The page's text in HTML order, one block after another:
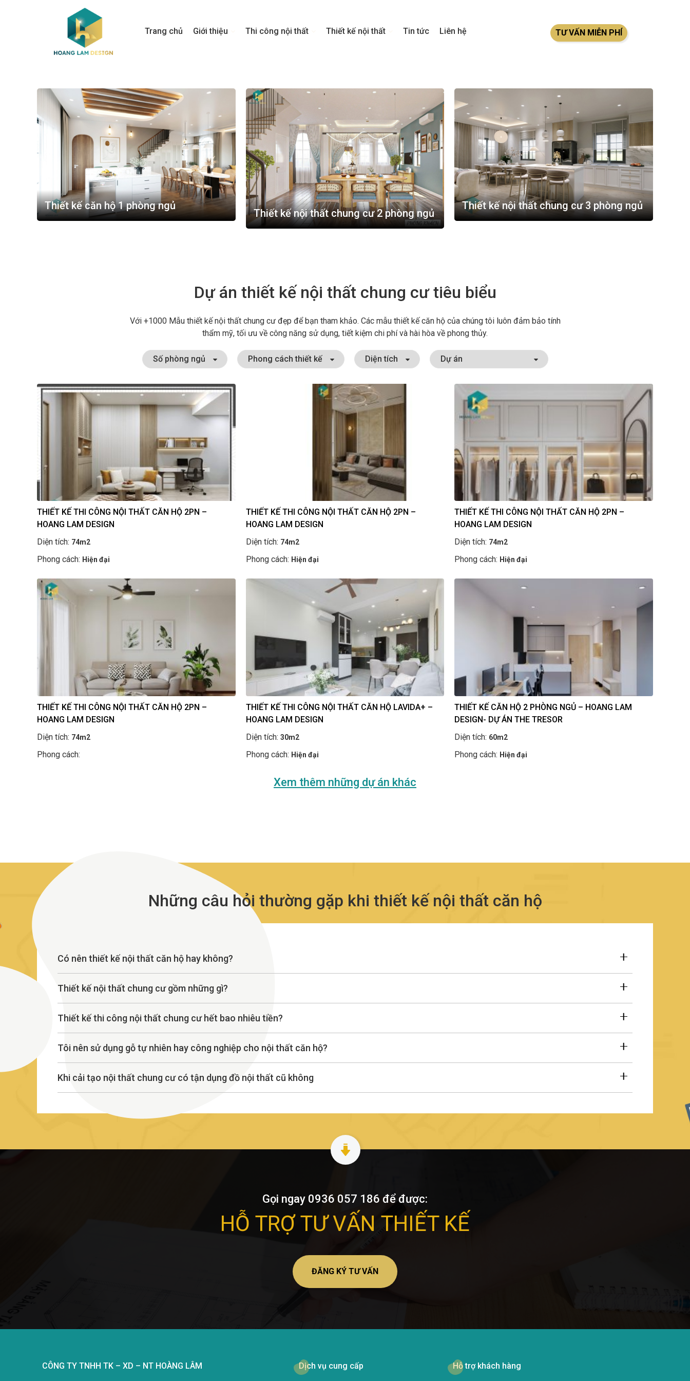
Trang chủ Giới thiệu Thi công nội thất Thiết kế nội thất Tin tức Liên hệ TƯ VẤN MIỄN PHÍ
Thiết kế căn hộ 1 phòng ngủ
Thiết kế nội thất chung cư 2 phòng ngủ
Thiết kế nội thất chung cư 3 phòng ngủ
Dự án thiết kế nội thất chung cư tiêu biểu
Với +1000 Mẫu thiết kế nội thất chung cư đẹp để bạn tham khảo. Các mẫu thiết kế căn hộ của chúng tôi luôn đảm bảo tính
thẩm mỹ, tối ưu về công năng sử dụng, tiết kiệm chi phí và hài hòa về phong thủy.
THIẾT KẾ THI CÔNG NỘI THẤT CĂN HỘ 2PN –
HOANG LAM DESIGN
Diện tích: 74m2
Phong cách: Hiện đại
THIẾT KẾ THI CÔNG NỘI THẤT CĂN HỘ 2PN –
HOANG LAM DESIGN
Diện tích: 74m2
Phong cách: Hiện đại
THIẾT KẾ THI CÔNG NỘI THẤT CĂN HỘ 2PN –
HOANG LAM DESIGN
Diện tích: 74m2
Phong cách: Hiện đại
THIẾT KẾ THI CÔNG NỘI THẤT CĂN HỘ 2PN –
HOANG LAM DESIGN
Diện tích: 74m2
Phong cách:
THIẾT KẾ THI CÔNG NỘI THẤT CĂN HỘ LAVIDA+ –
HOANG LAM DESIGN
Diện tích: 30m2
Phong cách: Hiện đại
THIẾT KẾ CĂN HỘ 2 PHÒNG NGỦ – HOANG LAM
DESIGN- DỰ ÁN THE TRESOR
Diện tích: 60m2
Phong cách: Hiện đại
Xem thêm những dự án khác
Những câu hỏi thường gặp khi thiết kế nội thất căn hộ
Có nên thiết kế nội thất căn hộ hay không?
Thiết kế nội thất chung cư gồm những gì?
Thiết kế thi công nội thất chung cư hết bao nhiêu tiền?
Tôi nên sử dụng gỗ tự nhiên hay công nghiệp cho nội thất căn hộ?
Khi cải tạo nội thất chung cư có tận dụng đồ nội thất cũ không
Gọi ngay 0936 057 186 để được:
HỖ TRỢ TƯ VẤN THIẾT KẾ
ĐĂNG KÝ TƯ VẤN
CÔNG TY TNHH TK – XD – NT HOÀNG LÂM Dịch vụ cung cấp Hỗ trợ khách hàng